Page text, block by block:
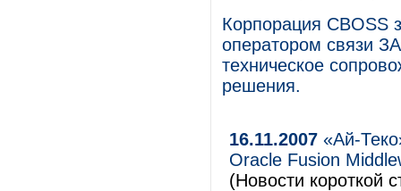
Корпорация CBOSS
оператором связи
техническое
решения.
16.11.2007 «Ай-
Oracle Fusion
(Новости короткой